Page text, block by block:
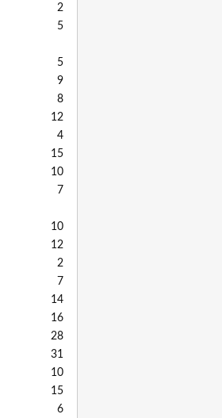
2
5
5
9
8
12
4
15
10
7
10
12
2
7
14
16
28
31
10
15
6